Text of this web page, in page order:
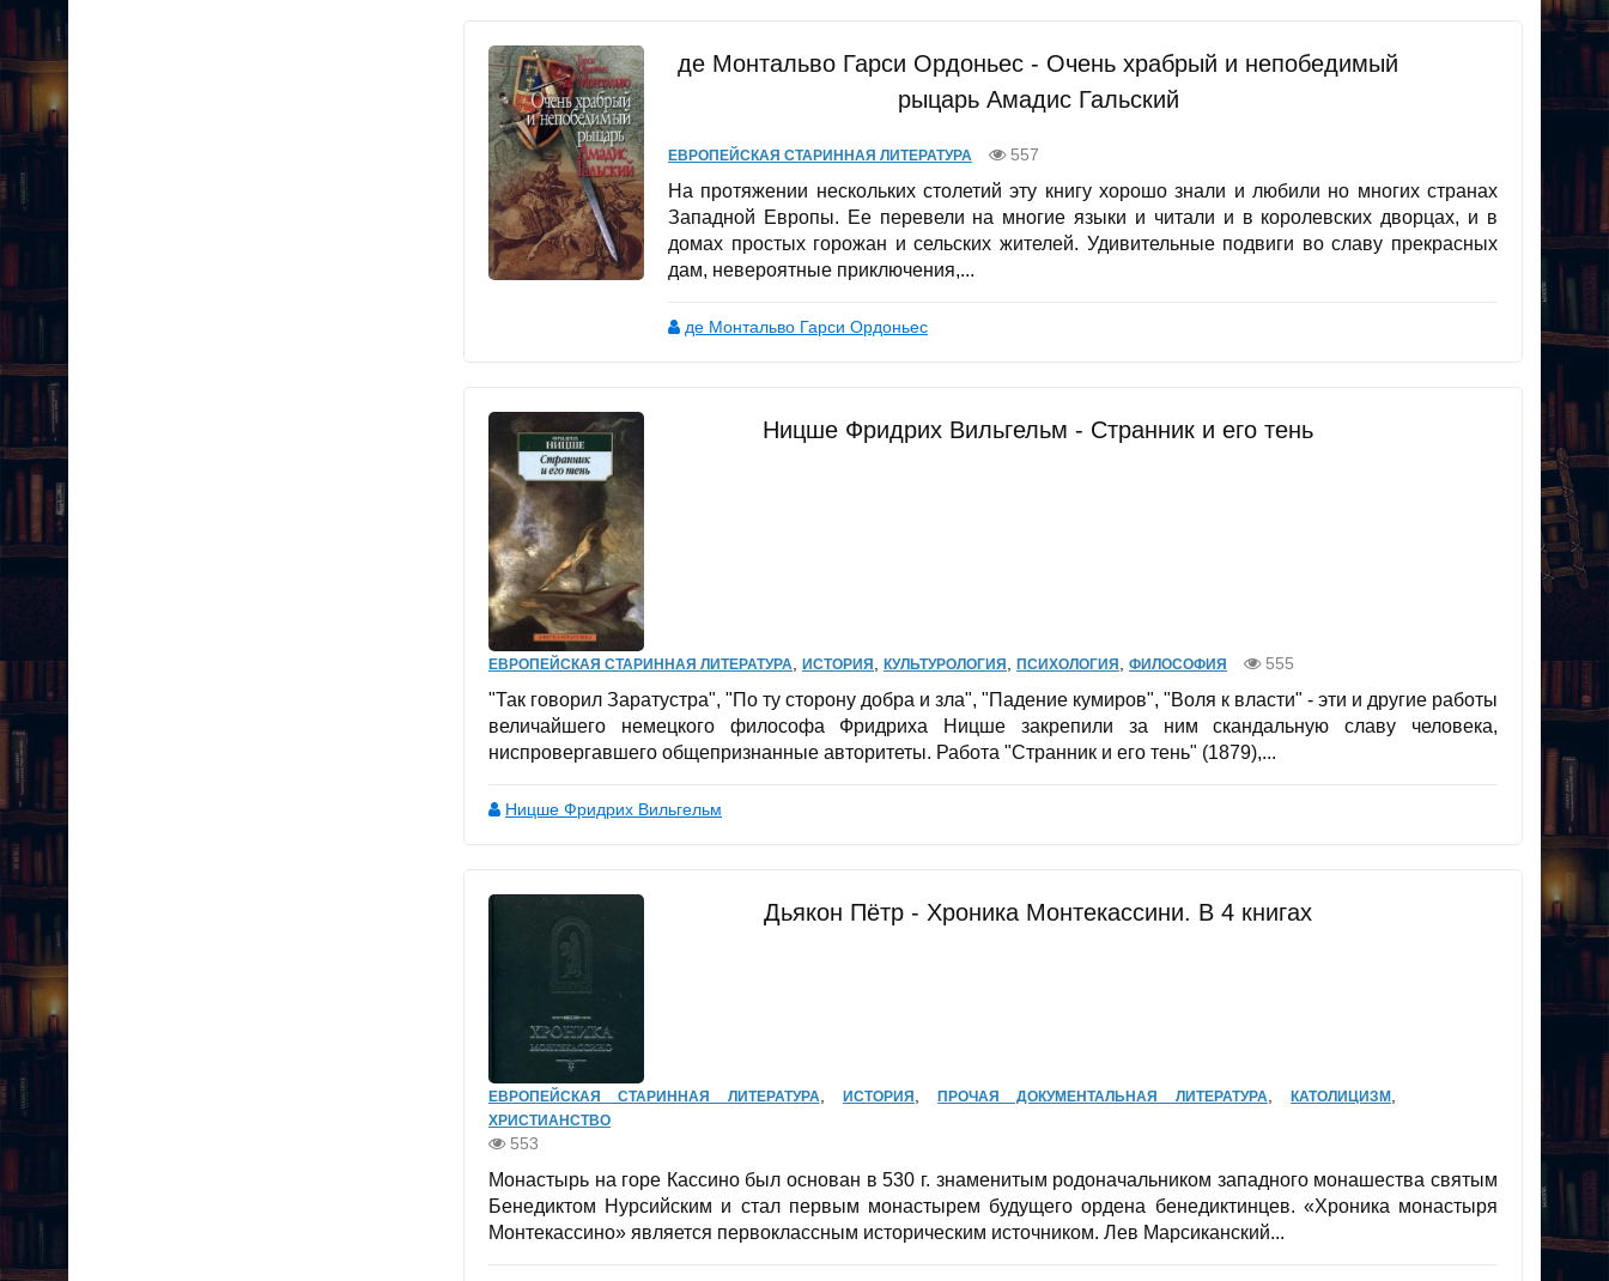
де Монтальво Гарси Ордоньес - Очень храбрый и непобедимый
рыцарь Амадис Гальский
ЕВРОПЕЙСКАЯ СТАРИННАЯ ЛИТЕРАТУРА 557
На протяжении нескольких столетий эту книгу хорошо знали и любили но многих странах
Западной Европы. Ее перевели на многие языки и читали и в королевских дворцах, и в
домах простых горожан и сельских жителей. Удивительные подвиги во славу прекрасных
дам, невероятные приключения,...
де Монтальво Гарси Ордоньес
Ницше Фридрих Вильгельм - Странник и его тень
ЕВРОПЕЙСКАЯ СТАРИННАЯ ЛИТЕРАТУРА, ИСТОРИЯ , КУЛЬТУРОЛОГИЯ , ПСИХОЛОГИЯ , ФИЛОСОФИЯ 555
"Так говорил Заратустра", "По ту сторону добра и зла", "Падение кумиров", "Воля к власти" - эти и другие работы
величайшего немецкого философа Фридриха Ницше закрепили за ним скандальную славу человека,
ниспровергавшего общепризнанные авторитеты. Работа "Странник и его тень" (1879),...
Ницше Фридрих Вильгельм
Дьякон Пётр - Хроника Монтекассини. В 4 книгах
ЕВРОПЕЙСКАЯ СТАРИННАЯ ЛИТЕРАТУРА ИСТОРИЯ ,ПРОЧАЯ ДОКУМЕНТАЛЬНАЯ ЛИТЕРАТУРА ,КАТОЛИЦИЗМ
ХРИСТИАНСТВО
553
Монастырь на горе Кассино был основан в 530 г. знаменитым родоначальником западного монашества святым
Бенедиктом Нурсийским и стал первым монастырем будущего ордена бенедиктинцев. «Хроника монастыря
Монтекассино» является первоклассным историческим источником. Лев Марсиканский...